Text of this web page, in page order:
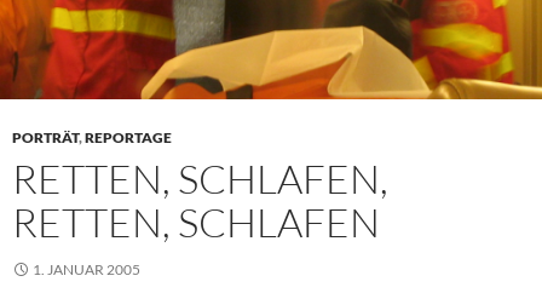
PORTRÄT,REPORTAGE
RETTEN, SCHLAFEN,
RETTEN, SCHLAFEN
1. JANUAR 2005